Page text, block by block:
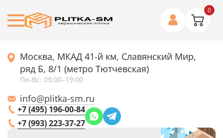
0
Москва, МКАД 41-й км, Славянский Мир,
ряд Б, 8/1 (метро Тютчевская)
Пн-Вс: 09:00–19:00
info@plitka-sm.ru
+7 (495) 196-00-84
+7 (993) 223-37-27